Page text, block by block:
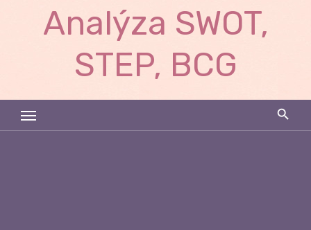
Analýza SWOT,
STEP, BCG